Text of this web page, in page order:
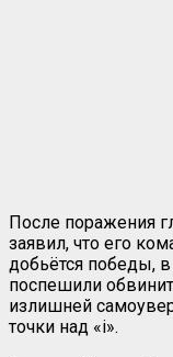
После поражения
заявил, что его
добьётся победы,
поспешили
излишней
точки над «i».